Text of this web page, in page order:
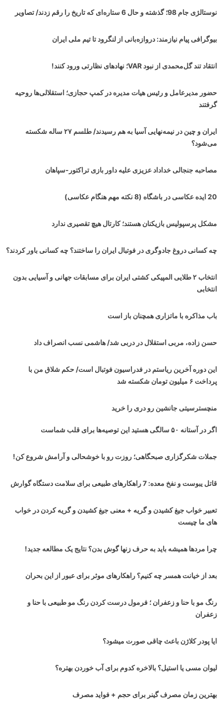
نوستالژی جام 98؛ گذشته و حال 6 ستاره‌ای که تاریخ را رقم زدند/ تصاویر
بیوگرافی پیام نیازمند: دروازه‌بانی از لنگرود تا تیم ملی ایران
انتقاد تند گل‌محمدی از نبود VAR؛ نهادهای نظارتی ورود کنند!
حضور مدیرعامل و رئیس هیات مدیره در کمپ حجازی؛ استقلالی‌ها روحیه
گرفتند
ایران و چین در نیمه‌نهایی آسیا به هم رسیدند/ طلسم ۲۷ ساله شکسته
می‌شود؟
مصاحبه جنجالی خداداد عزیزی علیه داور بازی تراکتور-سپاهان
20 ایده عکاسی در باشگاه (8 نکته مهم هنگام عکاسی)
مشکل پرسپولیس بازیکنان هستند؛ کارتال هیچ تقصیری ندارد
چه کسانی دروغ جادوگری در فوتبال ایران را ساختند؟ چه کسانی باور کردند؟
انتخاب ۲ طلایی المپیکی کشتی ایران برای مسابقات جهانی و آسیایی بدون
انتخابی
باب مذاکره با ماتزاری همچنان باز است
حسن زاده، مربی استقلال در دربی شد/ هاشمی نسب انصراف داد
این دوره آخرین ریاستم در فدراسیون فوتبال است/ حکم شلاق من با
پرداخت ۶ میلیون تومان شکسته شد
منچسترسیتی جانشین رو دری را خرید
اگر در آستانه ۵۰ سالگی هستید این توصیه‌ها برای قلب شماست
جملات شکرگزاری صبحگاهی؛ روزت رو با خوشحالی و آرامش شروع کن!
قاتل یبوست و نفخ معده: 7 راهکارهای طبیعی برای سلامت دستگاه گوارش
تعبیر خواب جیغ کشیدن و گریه + معنی جیغ کشیدن و گریه کردن در خواب
های ما چیست
چرا مردها همیشه باید به حرف زنها گوش بدن؟ نتایج یک مطالعه جدید!
بعد از خیانت همسر چه کنیم؟ راهکارهای موثر برای عبور از این بحران
رنگ مو با حنا و زعفران ؛ فرمول درست کردن رنگ مو طبیعی با حنا و
زعفران
ایا پودر کلاژن باعث چاقی صورت میشود؟
لیوان مسی یا استیل؟ بالاخره کدوم برای آب خوردن بهتره؟
بهترین زمان مصرف گینر برای حجم + فواید مصرف